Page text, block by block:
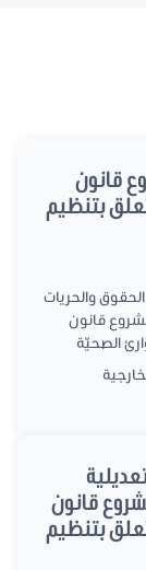
قانون
عدد 2021/045 يتعلق بتنظيم
والحريات
قانون
قانون
عدد 2021/045 يتعلق بتنظيم